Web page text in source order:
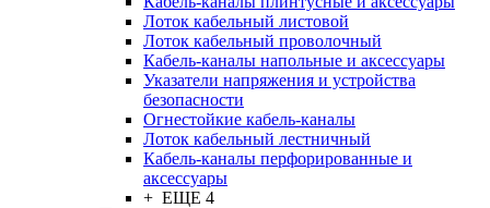
Лоток кабельный листовой
Лоток кабельный проволочный
Кабель-каналы напольные и аксессуары
Указатели напряжения и устройства
безопасности
Огнестойкие кабель-каналы
Лоток кабельный лестничный
Кабель-каналы перфорированные и
аксессуары
+ ЕЩЕ 4